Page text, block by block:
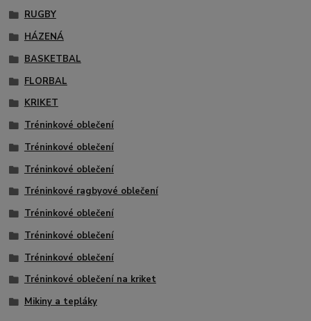
RUGBY
HÁZENÁ
BASKETBAL
FLORBAL
KRIKET
Tréninkové oblečení
Tréninkové oblečení
Tréninkové oblečení
Tréninkové ragbyové oblečení
Tréninkové oblečení
Tréninkové oblečení
Tréninkové oblečení
Tréninkové oblečení na kriket
Mikiny a tepláky